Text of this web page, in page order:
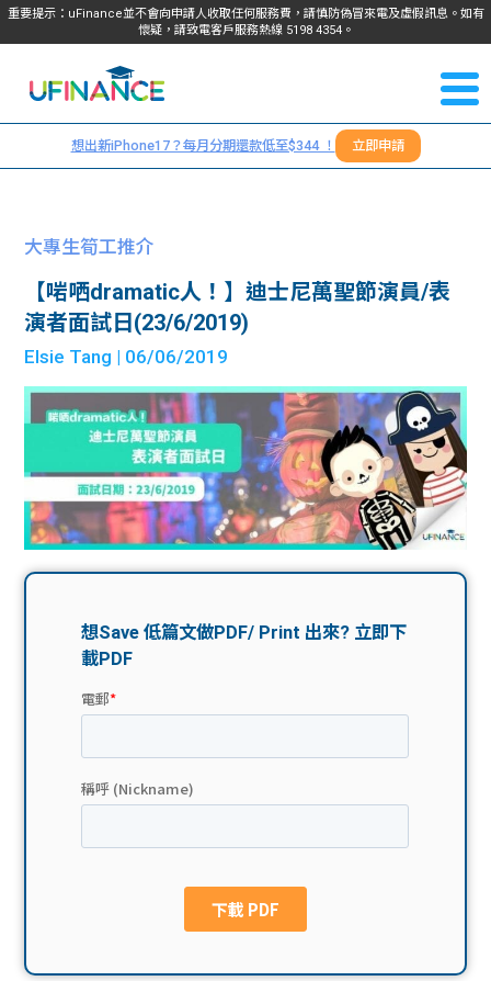
重要提示：uFinance並不會向申請人收取任何服務費，請慎防偽冒來電及虛假訊息。如有
懷疑，請致電客戶服務熱線 5198 4354。
我們
服務
學生
貸款
貸款
計算
機
分享
費貸
款
學生
資訊
Blog
大專
生筍
搵工
Exc
常見
問題
學生
nce
我們
們
＋
想出新iPhone17？每月分期還款低至$344 ！ 立即申請
大專生筍工推介
【啱哂dramatic人！】迪士尼萬聖節演員/表
演者面試日(23/6/2019)
Elsie Tang | 06/06/2019